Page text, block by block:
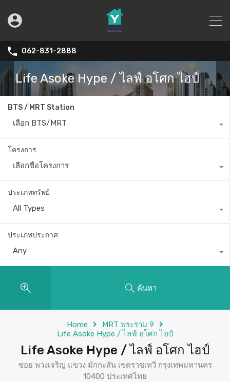
062-831-2888
Life Asoke Hype / ไลฟ์ อโศก ไฮป์
BTS / MRT Station
เลือก BTS/MRT
โครงการ
เลือกชื่อโครงการ
ประเภททรัพย์
All Types
ประเภทประกาศ
Any
ค้นหา
Home
MRT พระราม 9
Life Asoke Hype / ไลฟ์ อโศก ไฮป์
Life Asoke Hype / ไลฟ์ อโศก ไฮป์
ซอย พวงเจริญ แขวง มักกะสัน เขตราชเทวี กรุงเทพมหานคร
10400 ประเทศไทย